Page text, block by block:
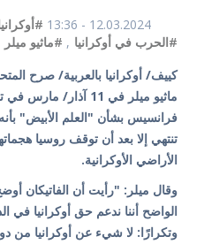
12.03.2024 - 13:36
#الحرب في أوكرانيا , #ماثيو ميلر
كييف/ أوكرانيا بالعربية/ صرح
ماثيو ميلر في 11
فرانسيس بشأن "العلم الأبيض"
تنتهي إلا بعد أن توقف روسيا
الأراضي الأوكرانية.
وقال ميلر: "رأيت أن الفاتيكان
الواضح أننا ندعم حق أوكرانيا في
وتكرارًا: لا شيء عن أوكرانيا من